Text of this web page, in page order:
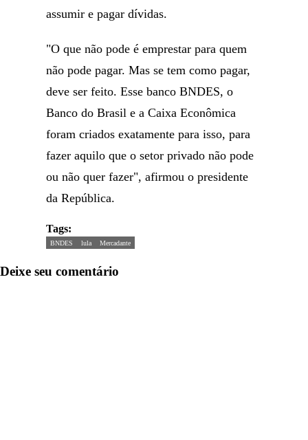
assumir e pagar dívidas.
"O que não pode é emprestar para quem
não pode pagar. Mas se tem como pagar,
deve ser feito. Esse banco BNDES, o
Banco do Brasil e a Caixa Econômica
foram criados exatamente para isso, para
fazer aquilo que o setor privado não pode
ou não quer fazer", afirmou o presidente
da República.
Tags:
BNDES lula Mercadante
Deixe seu comentário